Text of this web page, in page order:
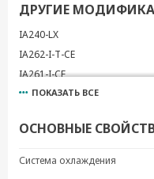
ДРУГИЕ
IA240-LX
IA262-I-T-CE
IA261-I-CE
IA261-I-T-CE
IA260-LX
ПОКАЗАТЬ ВСЕ
ОСНОВНЫЕ
Система охлаждения